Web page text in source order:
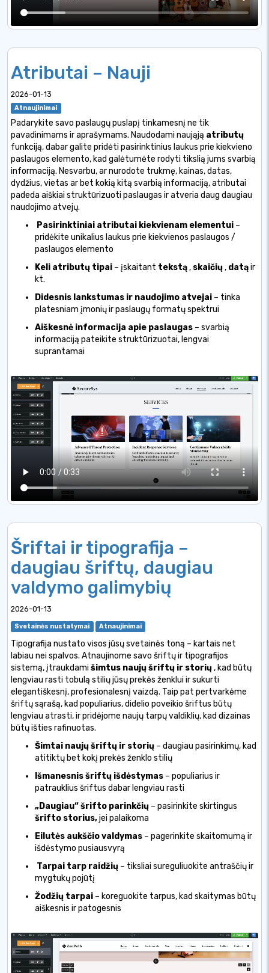
Atributai – Nauji
2026-01-13
Atnaujinimai
Padarykite savo paslaugų puslapį tinkamesnį ne tik
pavadinimams ir aprašymams. Naudodami naująją atributų
funkciją, dabar galite pridėti pasirinktinius laukus prie kiekvieno
paslaugos elemento, kad galėtumėte rodyti tikslią jums svarbią
informaciją. Nesvarbu, ar nurodote trukmę, kainas, datas,
dydžius, vietas ar bet kokią kitą svarbią informaciją, atributai
padeda aiškiai struktūrizuoti paslaugas ir atveria daug daugiau
naudojimo atvejų.
Pasirinktiniai atributai kiekvienam elementui –
pridėkite unikalius laukus prie kiekvienos paslaugos /
paslaugos elemento
Keli atributų tipai – įskaitant tekstą, skaičių, datąir
kt.
Didesnis lankstumas ir naudojimo atvejai – tinka
platesniam įmonių ir paslaugų formatų spektrui
Aiškesnė informacija apie paslaugas – svarbią
informaciją pateikite struktūrizuotai, lengvai
suprantamai
Šriftai ir tipografija –
daugiau šriftų, daugiau
valdymo galimybių
2026-01-13
Svetainės nustatymai Atnaujinimai
Tipografija nustato visos jūsų svetainės toną – kartais net
labiau nei spalvos. Atnaujinome savo šriftų ir tipografijos
sistemą, įtraukdami šimtus naujų šriftų ir storių, kad būtų
lengviau rasti tobulą stilių jūsų prekės ženklui ir sukurti
elegantiškesnį, profesionalesnį vaizdą. Taip pat pertvarkėme
šriftų sąrašą, kad populiarius, didelio poveikio šriftus būtų
lengviau atrasti, ir pridėjome naujų tarpų valdiklių, kad dizainas
būtų išties rafinuotas.
Šimtai naujų šriftų ir storių – daugiau pasirinkimų, kad
atitiktų bet kokį prekės ženklo stilių
Išmanesnis šriftų išdėstymas – populiarius ir
patrauklius šriftus dabar lengviau rasti
„Daugiau“ šrifto parinkčių – pasirinkite skirtingus
šrifto storius,jei palaikoma
Eilutės aukščio valdymas – pagerinkite skaitomumą ir
išdėstymo pusiausvyrą
Tarpai tarp raidžių – tiksliai sureguliuokite antraščių ir
mygtukų pojūtį
Žodžių tarpai – koreguokite tarpus, kad skaitymas būtų
aiškesnis ir patogesnis